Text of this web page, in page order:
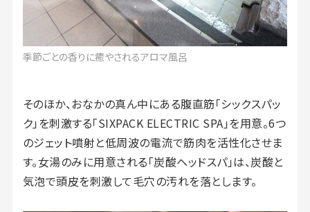
季節ごとの香りに癒やされるアロマ風呂
そのほか、おなかの真ん中にある腹直筋「シックスパッ
ク」を刺激する「SIXPACK ELECTRIC SPA」を用意。6つ
のジェット噴射と低周波の電流で筋肉を活性化させま
す。女湯のみに用意される「炭酸ヘッドスパ」は、炭酸と
気泡で頭皮を刺激して毛穴の汚れを落とします。